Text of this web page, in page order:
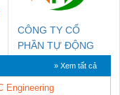
CÔNG TY CỔ
PHẦN TỰ ĐỘNG
TIẾN HƯNG» Xem tất cả
Engineering